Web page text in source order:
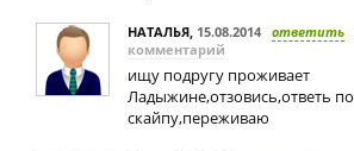
НАТАЛЬЯ, 15.08.2014 ответить
комментарий
ищу подругу проживает
Ладыжине,отзовись,ответь по
скайпу,переживаю